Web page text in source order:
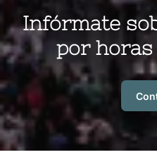
Infórmate
por